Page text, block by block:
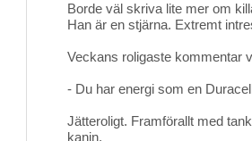
Borde väl skriva lite mer om
Han är en stjärna. Extremt
Veckans roligaste kommentar
- Du har energi som en
Jätteroligt. Framförallt med
kanin.